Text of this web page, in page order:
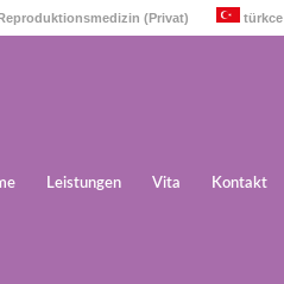
(Privat) türkce
Leistungen Vita Kontakt